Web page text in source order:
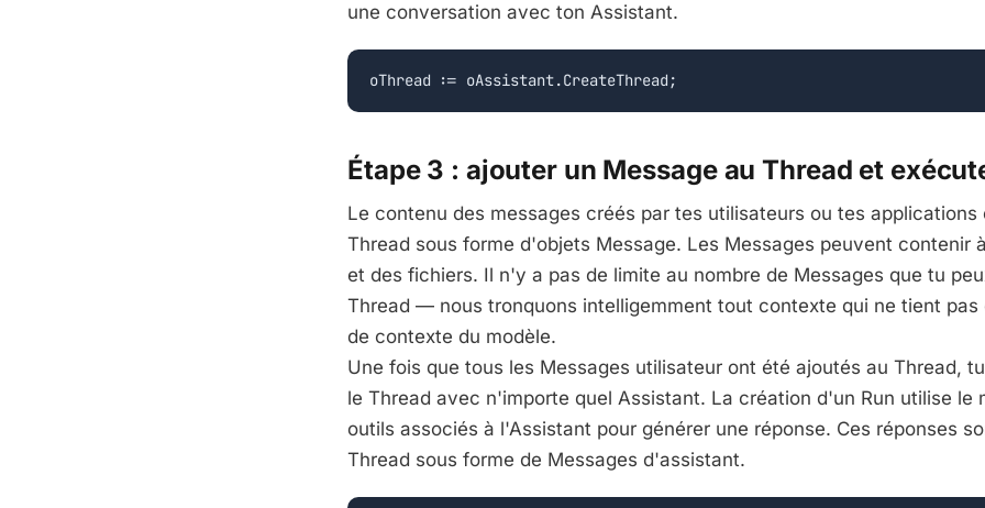
une conversation avec ton Assistant.
Étape 3 : ajouter un Message au Thread et
Le contenu des messages créés par tes utilisateurs ou tes applications
Thread sous forme d'objets Message. Les Messages peuvent contenir
et des fichiers. Il n'y a pas de limite au nombre de Messages que tu
Thread — nous tronquons intelligemment tout contexte qui ne tient pas
de contexte du modèle.
Une fois que tous les Messages utilisateur ont été ajoutés au Thread,
le Thread avec n'importe quel Assistant. La création d'un Run utilise le
outils associés à l'Assistant pour générer une réponse. Ces réponses
Thread sous forme de Messages d'assistant.